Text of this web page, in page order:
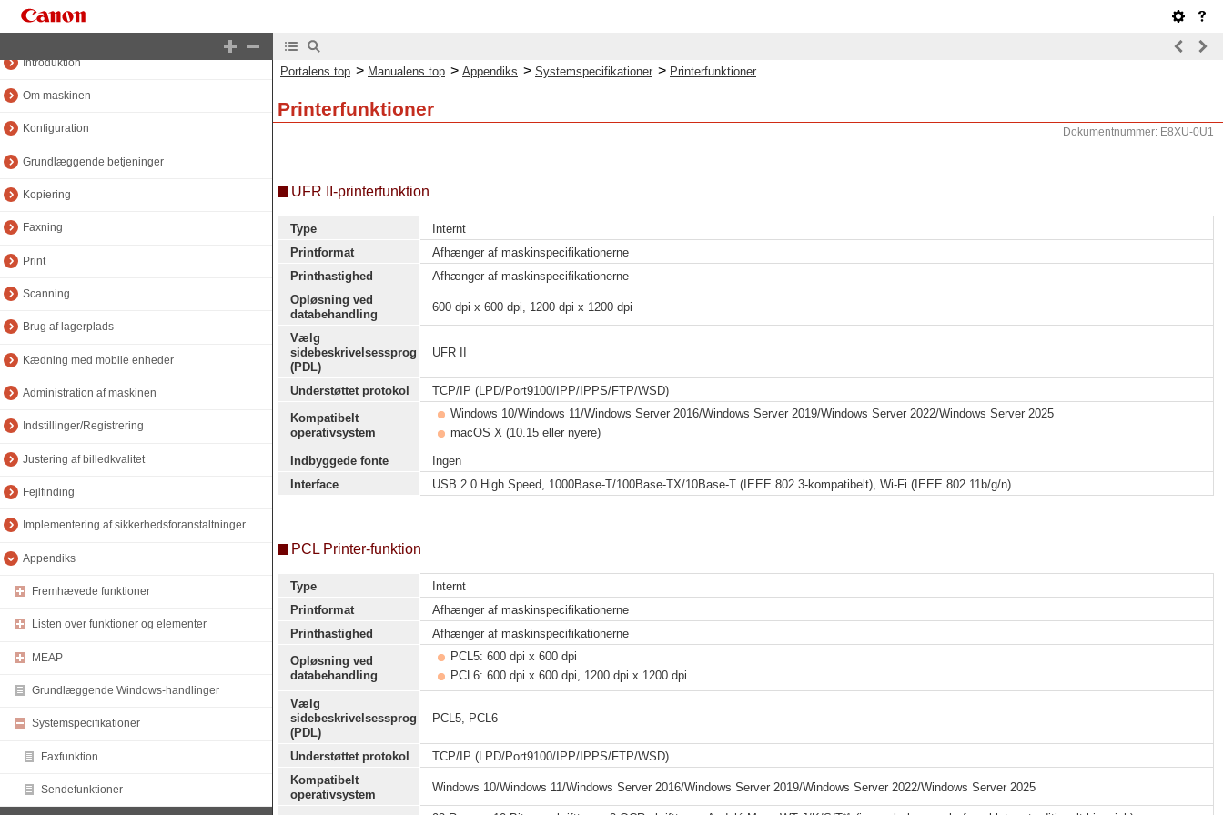
Introduktion
Om maskinen
Konfiguration
Grundlæggende betjeninger
Kopiering
Faxning
Print
Scanning
Brug af lagerplads
Kædning med mobile enheder
Administration af maskinen
Indstillinger/Registrering
Justering af billedkvalitet
Fejlfinding
Implementering af sikkerhedsforanstaltninger
Appendiks
Fremhævede funktioner
Listen over funktioner og elementer
MEAP
Grundlæggende Windows-handlinger
Systemspecifikationer
Faxfunktion
Sendefunktioner
Portalens top > Manualens top > Appendiks > Systemspecifikationer > Printerfunktioner
Printerfunktioner
Dokumentnummer: E8XU-0U1
UFR II-printerfunktion
Type
Internt
Printformat
Afhænger af maskinspecifikationerne
Printhastighed
Afhænger af maskinspecifikationerne
Opløsning ved
databehandling
600 dpi x 600 dpi, 1200 dpi x 1200 dpi
Vælg
sidebeskrivelsessprog
(PDL)
UFR II
Understøttet protokol
TCP/IP (LPD/Port9100/IPP/IPPS/FTP/WSD)
Kompatibelt
operativsystem
Windows 10/Windows 11/Windows Server 2016/Windows Server 2019/Windows Server 2022/Windows Server 2025
macOS X (10.15 eller nyere)
Indbyggede fonte
Ingen
Interface
USB 2.0 High Speed, 1000Base-T/100Base-TX/10Base-T (IEEE 802.3-kompatibelt), Wi-Fi (IEEE 802.11b/g/n)
PCL Printer-funktion
Type
Internt
Printformat
Afhænger af maskinspecifikationerne
Printhastighed
Afhænger af maskinspecifikationerne
Opløsning ved
databehandling
PCL5: 600 dpi x 600 dpi
PCL6: 600 dpi x 600 dpi, 1200 dpi x 1200 dpi
Vælg
sidebeskrivelsessprog
(PDL)
PCL5, PCL6
Understøttet protokol
TCP/IP (LPD/Port9100/IPP/IPPS/FTP/WSD)
Kompatibelt
operativsystem
Windows 10/Windows 11/Windows Server 2016/Windows Server 2019/Windows Server 2022/Windows Server 2025